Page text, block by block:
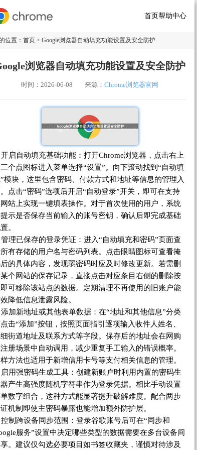
首页帮助中心
位置： 首页 > Google浏览器自动填充功能设置及安全防护
浏览器自动填充功能设置及安全防护
时间：2026-06-08 来源： Chrome浏览器官网
开启自动填充基础功能：打开Chrome浏览器，点击右上
个点图标进入菜单选择“设置”。向下滚动找到“自动填
模块，这里包含密码、付款方式和地址等信息的管理入
点击“密码”选项后开启“自动登录”开关，即可在支持
站上实现一键填表操作。对于首次使用的用户，系统
示是否保存当前输入的账号密钥，确认后即完成基础
。
管理已保存的登录凭证：进入“自动填充和密码”页面查
有存储的用户名与密码列表。点击眼睛图标可查看掩
的具体内容，发现弱密码时应及时修改更新。若需删
某个网站的保存记录，直接点击对应条目右侧的删除按
可移除该站点的数据。定期清理不再使用的旧账户能
降低信息泄露风险。
加新地址或其他表单数据：在“地址和其他信息”分类
击“添加”按钮，按照页面指引逐项输入收件人姓名、
街道地址及联系方式等字段。保存后的地址会在网购
册场景中自动调用，减少重复手工输入的错误概率。
样方法也适用于新增信用卡号等支付相关信息的管理。
用强密码生成工具：创建新账户时利用内置的密码生
产生高强度随机字符串作为登录凭据。相比手动设置
数字组合，这种方式能显著提升破解难度。配合两步
机制即使主密码暴露也能增加额外防护层。
制跨设备同步范围：登录谷歌账号后可在“同步和
服务”设置中决定哪些类型的数据需要在多台设备间
。建议仅勾选必要项目如书签收藏夹，谨慎对待涉及